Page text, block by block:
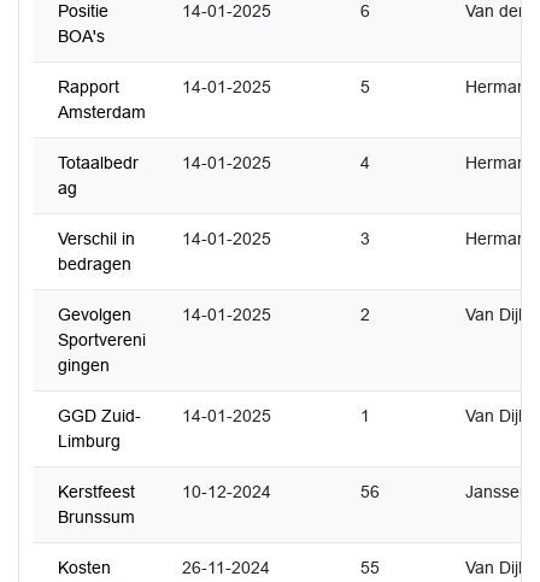
Positie
BOA's
14-01-2025 6 Van der
Rapport
Amsterdam
14-01-2025 5 Hermans
Totaalbedr
ag
14-01-2025 4 Hermans
Verschil in
bedragen
14-01-2025 3 Hermans
Gevolgen
Sportvereni
gingen
14-01-2025 2 Van Dijk
GGD Zuid-
Limburg
14-01-2025 1 Van Dijk
Kerstfeest
Brunssum
10-12-2024 56 Janssen
Kosten
26-11-2024 55 Van Dijk